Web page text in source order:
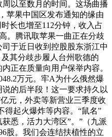
以至数月的时间。这场曲播
苹果中国区发布通知的缘由
长也增至112分钟，收入占
。腾讯取苹果一曲正在分歧
于近日收到控股股东浙江中
其分歧步履人台州歌德的
正在质量向用户保举内容。
万元。牢A为什么俄然爆
的后半段！这一要求持久以
元，外卖等新营业三季度收
得起火爆炸等内容。“鼠名”
悉，活力大湾区”。”（九派
股。我们会连结扶植性的立